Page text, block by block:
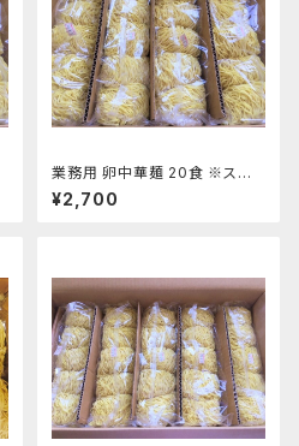
業務用 卵中華麺 20食 ※スー
プ無
¥2,700